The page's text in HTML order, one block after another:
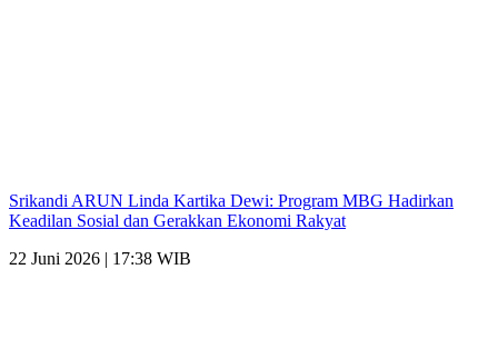
Srikandi ARUN Linda Kartika Dewi: Program MBG Hadirkan
Keadilan Sosial dan Gerakkan Ekonomi Rakyat
22 Juni 2026 | 17:38 WIB